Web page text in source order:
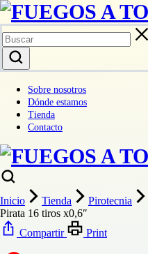
Sobre nosotros
Dónde estamos
Tienda
Contacto
Inicio Tienda Pirotecnia
Pirata 16 tiros x0,6″
Compartir
Print